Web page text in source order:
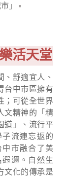
」
。
活天堂
舒適宜人、
台中市區擁有
；可從全世界
文精神的「精
道」、流行平
流連忘返的
中市融合了美
邇。自然生
文化的傳承是